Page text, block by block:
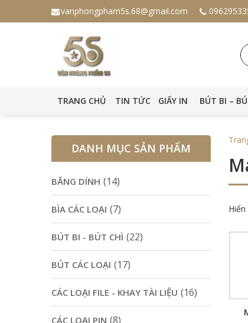
vanphongpham5s.68@gmail.com
TRANG CHỦ TIN TỨC GIẤY IN BÚT BI –
DANH MỤC SẢN PHẨM
BĂNG DÍNH (14)
BÌA CÁC LOẠI (7)
BÚT BI - BÚT CHÌ (22)
BÚT CÁC LOẠI (17)
CÁC LOẠI FILE - KHAY TÀI LIỆU (16)
CÁC LOẠI PIN (8)